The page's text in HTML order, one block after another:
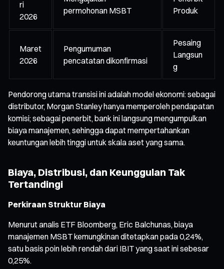
ri
2026
permohonan MSBT
Produk
Maret
2026
Pengumuman
pencatatan dikonfirmasi
Pesaing
Langsun
g
Pendorong utama transisi ini adalah model ekonomi: sebagai
distributor, Morgan Stanley hanya memperoleh pendapatan
komisi; sebagai penerbit, bank ini langsung mengumpulkan
biaya manajemen, sehingga dapat mempertahankan
keuntungan lebih tinggi untuk skala aset yang sama.
Biaya, Distribusi, dan Keunggulan Tak
Tertandingi
Perkiraan Struktur Biaya
Menurut analis ETF Bloomberg, Eric Balchunas, biaya
manajemen MSBT kemungkinan ditetapkan pada 0,24%,
satu basis poin lebih rendah dari IBIT yang saat ini sebesar
0,25%.